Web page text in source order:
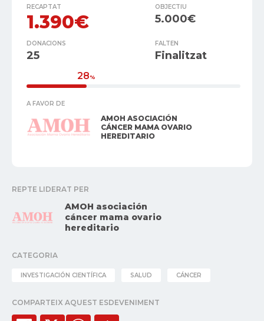
RECAPTAT
1.390€
OBJECTIU
5.000€
DONACIONS
25
FALTEN
Finalitzat
28%
A FAVOR DE
AMOH ASOCIACIÓN
CÁNCER MAMA OVARIO
HEREDITARIO
REPTE LIDERAT PER
AMOH asociación
cáncer mama ovario
hereditario
CATEGORIA
INVESTIGACIÓN CIENTÍFICA SALUD CÁNCER
COMPARTEIX AQUEST ESDEVENIMENT